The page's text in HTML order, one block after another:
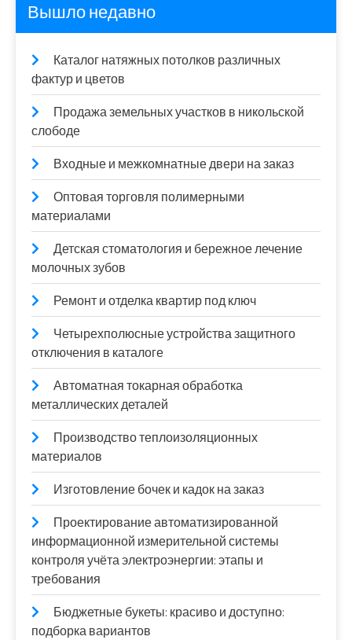
Вышло недавно
Каталог натяжных потолков различных
фактур и цветов
Продажа земельных участков в никольской
слободе
Входные и межкомнатные двери на заказ
Оптовая торговля полимерными
материалами
Детская стоматология и бережное лечение
молочных зубов
Ремонт и отделка квартир под ключ
Четырехполюсные устройства защитного
отключения в каталоге
Автоматная токарная обработка
металлических деталей
Производство теплоизоляционных
материалов
Изготовление бочек и кадок на заказ
Проектирование автоматизированной
информационной измерительной системы
контроля учёта электроэнергии: этапы и
требования
Бюджетные букеты: красиво и доступно:
подборка вариантов